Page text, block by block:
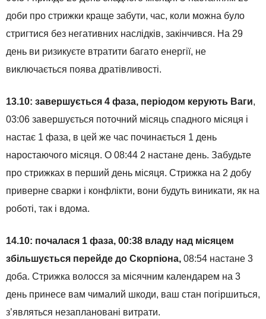
доби про стрижки краще забути, час, коли можна було
стригтися без негативних наслідків, закінчився. На 29
день ви ризикуєте втратити багато енергії, не
виключається поява дратівливості.
13.10: завершується 4 фаза, періодом керують Ваги,
03:06 завершується поточний місяць спадного місяця і
настає 1 фаза, в цей же час починається 1 день
наростаючого місяця. О 08:44 2 настане день. Забудьте
про стрижках в перший день місяця. Стрижка на 2 добу
приверне сварки і конфлікти, вони будуть виникати, як на
роботі, так і вдома.
14.10: почалася 1 фаза, 00:38 владу над місяцем
збільшується перейде до Скорпіона, 08:54 настане 3
доба. Стрижка волосся за місячним календарем на 3
день принесе вам чималий шкоди, ваш стан погіршиться,
з’являться незаплановані витрати.